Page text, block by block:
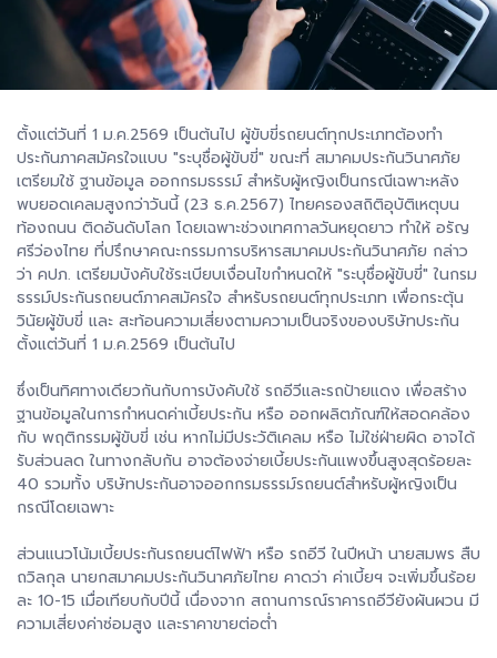
ตั้งแต่วันที่ 1 ม.ค.2569 เป็นต้นไป ผู้ขับขี่รถยนต์ทุกประเภทต้องทำ
ประกันภาคสมัครใจแบบ "ระบุชื่อผู้ขับขี่" ขณะที่ สมาคมประกันวินาศภัย
เตรียมใช้ ฐานข้อมูล ออกกรมธรรม์ สำหรับผู้หญิงเป็นกรณีเฉพาะหลัง
พบยอดเคลมสูงกว่าวันนี้ (23 ธ.ค.2567) ไทยครองสถิติอุบัติเหตุบน
ท้องถนน ติดอันดับโลก โดยเฉพาะช่วงเทศกาลวันหยุดยาว ทำให้ อรัญ
ศรีว่องไทย ที่ปรึกษาคณะกรรมการบริหารสมาคมประกันวินาศภัย กล่าว
ว่า คปภ. เตรียมบังคับใช้ระเบียบเงื่อนไขกำหนดให้ "ระบุชื่อผู้ขับขี่" ในกรม
ธรรม์ประกันรถยนต์ภาคสมัครใจ สำหรับรถยนต์ทุกประเภท เพื่อกระตุ้น
วินัยผู้ขับขี่ และ สะท้อนความเสี่ยงตามความเป็นจริงของบริษัทประกัน
ตั้งแต่วันที่ 1 ม.ค.2569 เป็นต้นไป
ซึ่งเป็นทิศทางเดียวกันกับการบังคับใช้ รถอีวีและรถป้ายแดง เพื่อสร้าง
ฐานข้อมูลในการกำหนดค่าเบี้ยประกัน หรือ ออกผลิตภัณฑ์ให้สอดคล้อง
กับ พฤติกรรมผู้ขับขี่ เช่น หากไม่มีประวัติเคลม หรือ ไม่ใช่ฝ่ายผิด อาจได้
รับส่วนลด ในทางกลับกัน อาจต้องจ่ายเบี้ยประกันแพงขึ้นสูงสุดร้อยละ
40 รวมทั้ง บริษัทประกันอาจออกกรมธรรม์รถยนต์สำหรับผู้หญิงเป็น
กรณีโดยเฉพาะ
ส่วนแนวโน้มเบี้ยประกันรถยนต์ไฟฟ้า หรือ รถอีวี ในปีหน้า นายสมพร สืบ
ถวิลกุล นายกสมาคมประกันวินาศภัยไทย คาดว่า ค่าเบี้ยฯ จะเพิ่มขึ้นร้อย
ละ 10-15 เมื่อเทียบกับปีนี้ เนื่องจาก สถานการณ์ราคารถอีวียังผันผวน มี
ความเสี่ยงค่าซ่อมสูง และราคาขายต่อต่ำ